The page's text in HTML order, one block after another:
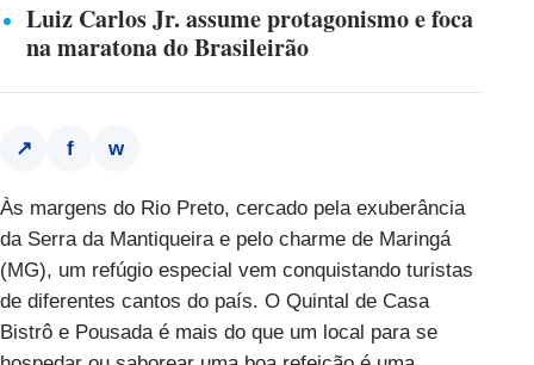
Luiz Carlos Jr. assume protagonismo e foca
na maratona do Brasileirão
↗ f w
Às margens do Rio Preto, cercado pela exuberância
da Serra da Mantiqueira e pelo charme de Maringá
(MG), um refúgio especial vem conquistando turistas
de diferentes cantos do país. O Quintal de Casa
Bistrô e Pousada é mais do que um local para se